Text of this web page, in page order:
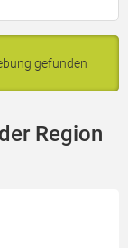
gefunden
Region